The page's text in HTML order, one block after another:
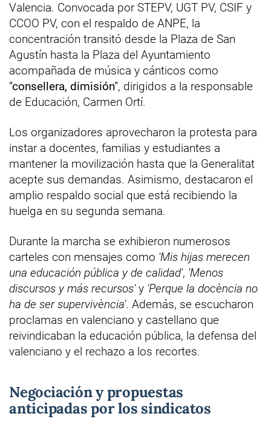
Valencia. Convocada por STEPV, UGT PV, CSIF y
CCOO PV, con el respaldo de ANPE, la
concentración transitó desde la Plaza de San
Agustín hasta la Plaza del Ayuntamiento
acompañada de música y cánticos como
"consellera, dimisión", dirigidos a la responsable
de Educación, Carmen Ortí.
Los organizadores aprovecharon la protesta para
instar a docentes, familias y estudiantes a
mantener la movilización hasta que la Generalitat
acepte sus demandas. Asimismo, destacaron el
amplio respaldo social que está recibiendo la
huelga en su segunda semana.
Durante la marcha se exhibieron numerosos
carteles con mensajes como 'Mis hijas merecen
una educación pública y de calidad', 'Menos
discursos y más recursos'y 'Perque la docència no
ha de ser supervivència'. Además, se escucharon
proclamas en valenciano y castellano que
reivindicaban la educación pública, la defensa del
valenciano y el rechazo a los recortes.
Negociación y propuestas
anticipadas por los sindicatos